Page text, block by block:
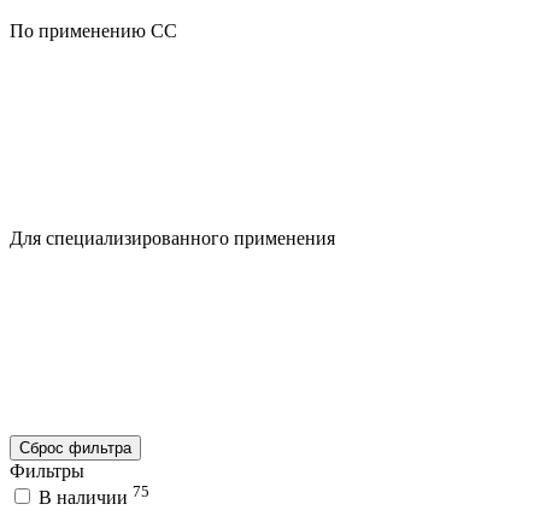
По применению CC
Для специализированного применения
Сброс фильтра
Фильтры
В наличии 75